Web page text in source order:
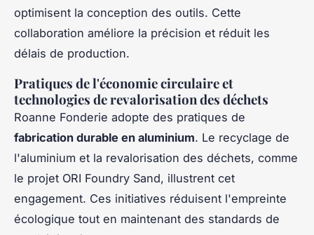
optimisent la conception des outils. Cette
collaboration améliore la précision et réduit les
délais de production.
Pratiques de l'économie circulaire et
technologies de revalorisation des déchets
Roanne Fonderie adopte des pratiques de
fabrication durable en aluminium. Le recyclage de
l'aluminium et la revalorisation des déchets, comme
le projet ORI Foundry Sand, illustrent cet
engagement. Ces initiatives réduisent l'empreinte
écologique tout en maintenant des standards de